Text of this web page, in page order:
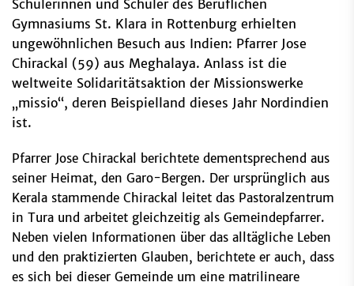
Schülerinnen und Schüler des Beruflichen
Gymnasiums St. Klara in Rottenburg erhielten
ungewöhnlichen Besuch aus Indien: Pfarrer Jose
Chirackal (59) aus Meghalaya. Anlass ist die
weltweite Solidaritätsaktion der Missionswerke
„missio“, deren Beispielland dieses Jahr Nordindien
ist.
Pfarrer Jose Chirackal berichtete dementsprechend aus
seiner Heimat, den Garo-Bergen. Der ursprünglich aus
Kerala stammende Chirackal leitet das Pastoralzentrum
in Tura und arbeitet gleichzeitig als Gemeindepfarrer.
Neben vielen Informationen über das alltägliche Leben
und den praktizierten Glauben, berichtete er auch, dass
es sich bei dieser Gemeinde um eine matrilineare